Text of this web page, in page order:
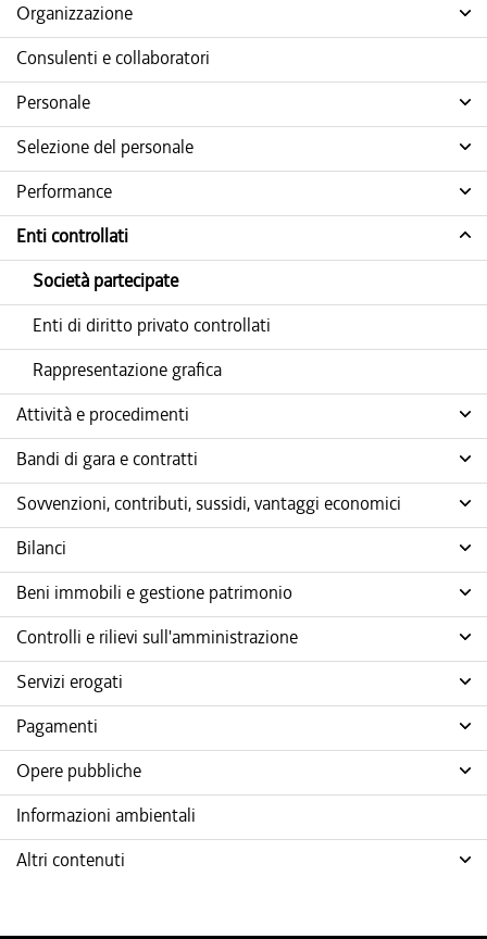
Organizzazione
Consulenti e collaboratori
Personale
Selezione del personale
Performance
Enti controllati
Società partecipate
Enti di diritto privato controllati
Rappresentazione grafica
Attività e procedimenti
Bandi di gara e contratti
Sovvenzioni, contributi, sussidi, vantaggi economici
Bilanci
Beni immobili e gestione patrimonio
Controlli e rilievi sull'amministrazione
Servizi erogati
Pagamenti
Opere pubbliche
Informazioni ambientali
Altri contenuti